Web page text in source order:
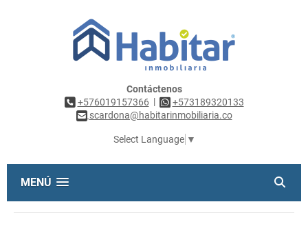
Contáctenos
+576019157366 |
+573189320133
scardona@habitarinmobiliaria.co
Select Language ▼
MENÚ